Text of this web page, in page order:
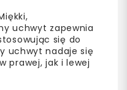
uchwyt zapewnia
się do
uchwyt nadaje się
prawej, jak i lewej